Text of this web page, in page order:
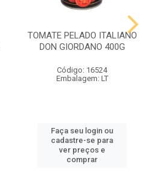
TOMATE PELADO ITALIANO
DON GIORDANO 400G
Código: 16524
Embalagem: LT
Faça seu login ou
cadastre-se para
ver preços e
comprar